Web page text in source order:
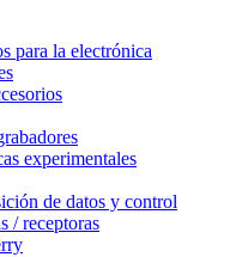
para la electrónica
experimentales
de datos y control
/ receptoras